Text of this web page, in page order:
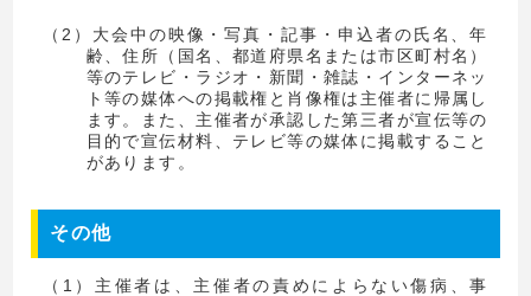
（2）大会中の映像・写真・記事・申込者の氏名、年
齢、住所（国名、都道府県名または市区町村名）
等のテレビ・ラジオ・新聞・雑誌・インターネッ
ト等の媒体への掲載権と肖像権は主催者に帰属し
ます。また、主催者が承認した第三者が宣伝等の
目的で宣伝材料、テレビ等の媒体に掲載すること
があります。
その他
（1）主催者は、主催者の責めによらない傷病、事